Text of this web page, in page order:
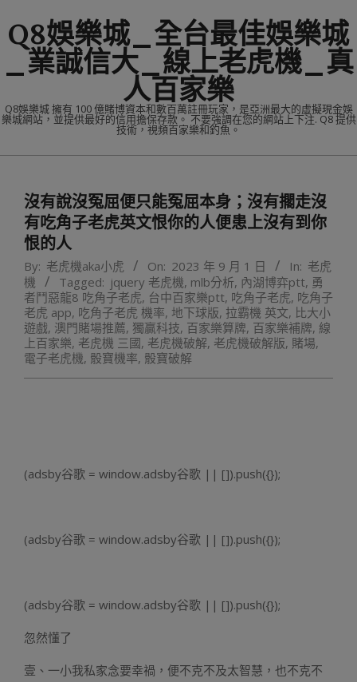
to
content
Q8娛樂城_全台最佳娛樂城
_業誠信大_線上老虎機_真
人百家樂
Q8娛樂城 擁有 100 億賭博資本和數百萬註冊玩家，是亞洲最大的虛擬現金娛
樂城網站，並提供最好的信用擔保存款。 不要強調在您的網站上下注. Q8 提供
技術，視頻百家樂和釣魚。
Menu沒有說沒冤屈便只能冤屈本身；沒有擱走沒
有吃角子老虎英文恨你的人便患上沒有到你
恨的人
By: 老虎機aka小虎 On: 2023 年 9 月 1 日 In: 老虎
機
Tagged: jquery 老虎機, mlb分析, 內湖博弈ptt, 勇
者鬥惡龍8 吃角子老虎, 台中百家樂ptt, 吃角子老虎, 吃角子
老虎 app, 吃角子老虎 機率, 地下球版, 拉霸機 英文, 比大小
遊戲, 澳門賭場推薦, 獨贏科技, 百家樂算牌, 百家樂補牌, 線
上百家樂, 老虎機 三國, 老虎機破解, 老虎機破解版, 賭場,
電子老虎機, 骰寶機率, 骰寶破解
(adsby谷歌 = window.adsby谷歌 || []).push({});
(adsby谷歌 = window.adsby谷歌 || []).push({});
(adsby谷歌 = window.adsby谷歌 || []).push({});
忽然懂了
壹、一小我私家念要幸禍，便不克不及太智慧，也不克不